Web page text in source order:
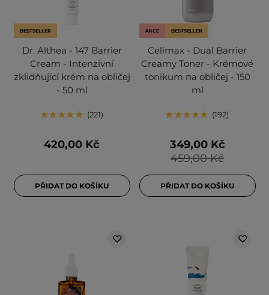
BESTSELLER
Dr. Althea - 147 Barrier
Cream - Intenzivní
zklidňující krém na obličej
- 50 ml
221
420,00 Kč
PŘIDAT DO KOŠÍKU
AKCE BESTSELLER
Celimax - Dual Barrier
Creamy Toner - Krémové
tonikum na obličej - 150
ml
192
459,00 Kč
349,00 Kč
PŘIDAT DO KOŠÍKU